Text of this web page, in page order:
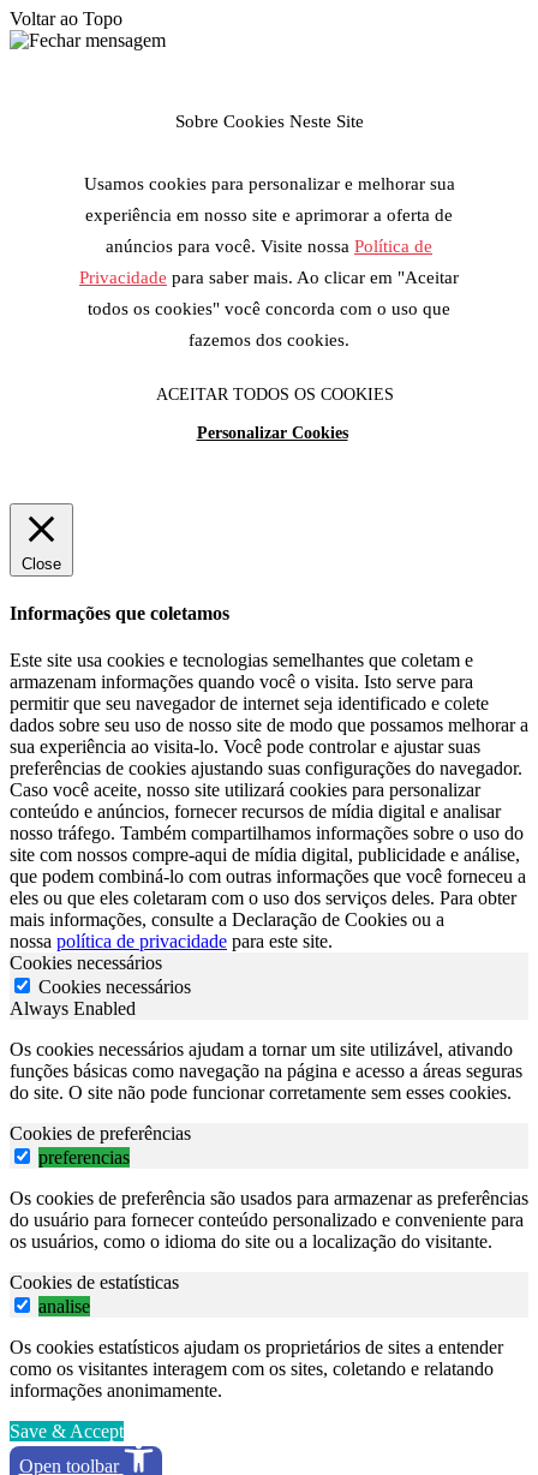
Voltar ao Topo
Sobre Cookies Neste Site
Usamos cookies para personalizar e melhorar sua
experiência em nosso site e aprimorar a oferta de
anúncios para você. Visite nossa Política de
Privacidade para saber mais. Ao clicar em "Aceitar
todos os cookies" você concorda com o uso que
fazemos dos cookies.
ACEITAR TODOS OS COOKIES
Personalizar Cookies
Close
Informações que coletamos
Este site usa cookies e tecnologias semelhantes que coletam e
armazenam informações quando você o visita. Isto serve para
permitir que seu navegador de internet seja identificado e colete
dados sobre seu uso de nosso site de modo que possamos melhorar a
sua experiência ao visita-lo. Você pode controlar e ajustar suas
preferências de cookies ajustando suas configurações do navegador.
Caso você aceite, nosso site utilizará cookies para personalizar
conteúdo e anúncios, fornecer recursos de mídia digital e analisar
nosso tráfego. Também compartilhamos informações sobre o uso do
site com nossos compre-aqui de mídia digital, publicidade e análise,
que podem combiná-lo com outras informações que você forneceu a
eles ou que eles coletaram com o uso dos serviços deles. Para obter
mais informações, consulte a Declaração de Cookies ou a
nossa política de privacidade para este site.
Cookies necessários
Cookies necessários
Always Enabled
Os cookies necessários ajudam a tornar um site utilizável, ativando
funções básicas como navegação na página e acesso a áreas seguras
do site. O site não pode funcionar corretamente sem esses cookies.
Cookies de preferências
preferencias
Os cookies de preferência são usados para armazenar as preferências
do usuário para fornecer conteúdo personalizado e conveniente para
os usuários, como o idioma do site ou a localização do visitante.
Cookies de estatísticas
analise
Os cookies estatísticos ajudam os proprietários de sites a entender
como os visitantes interagem com os sites, coletando e relatando
informações anonimamente.
Save & Accept
Open toolbar